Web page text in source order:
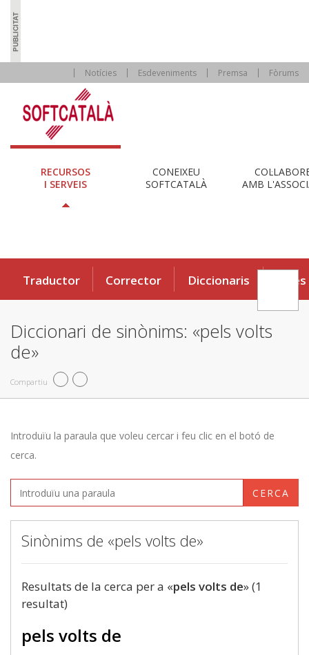
Notícies Esdeveniments Premsa Fòrums
RECURSOS
I SERVEIS
CONEIXEU
SOFTCATALÀ
AMB
Traductor Corrector Diccionaris Eines
Diccionari de sinònims: «pels volts
de»
Compartiu
Introduïu la paraula que voleu cercar i feu clic en el botó de
cerca.
CERCA
Sinònims de «pels volts de»
Resultats de la cerca per a «pels volts de» (1
resultat)
pels volts de